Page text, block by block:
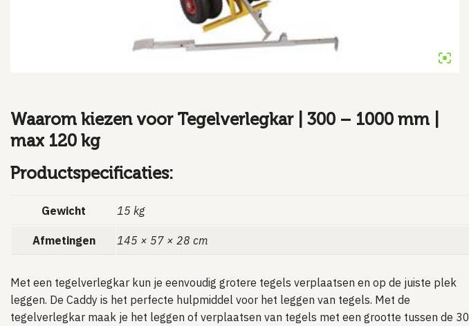
Waarom kiezen voor Tegelverlegkar | 300 – 1000 mm |
max 120 kg
Productspecificaties:
Gewicht 15 kg
Afmetingen 145 × 57 × 28 cm
Met een tegelverlegkar kun je eenvoudig grotere tegels verplaatsen en op de juiste plek
leggen. De Caddy is het perfecte hulpmiddel voor het leggen van tegels. Met de
tegelverlegkar maak je het leggen of verplaatsen van tegels met een grootte tussen de 30